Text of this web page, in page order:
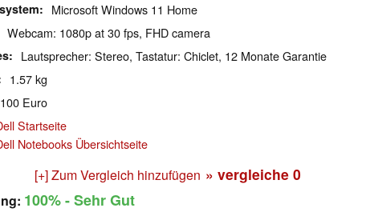
Microsoft Windows 11 Home
Webcam: 1080p at 30 fps, FHD camera
Lautsprecher: Stereo, Tastatur: Chiclet, 12 Monate Garantie
1.57 kg
Euro
Startseite
Notebooks Übersichtseite
[+] Zum Vergleich hinzufügen » vergleiche 0
100%- Sehr Gut